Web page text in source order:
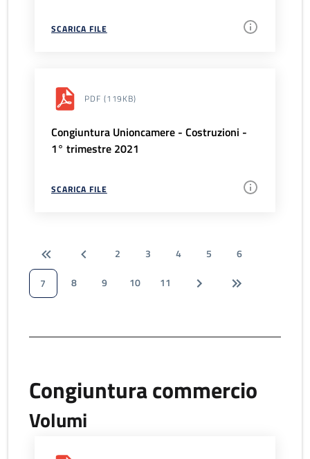
SCARICA FILE
PDF (119KB)
Congiuntura Unioncamere - Costruzioni -
1° trimestre 2021
SCARICA FILE
2 3 4 5
6
7
8 9 10 11
Congiuntura commercio
Volumi